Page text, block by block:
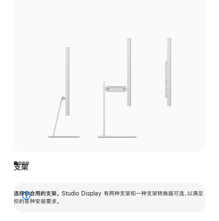
支架
选择你合用的支架。 Studio Display 有两种支架和一种支架转换器可选，以满足
你的各种安装需求。
展